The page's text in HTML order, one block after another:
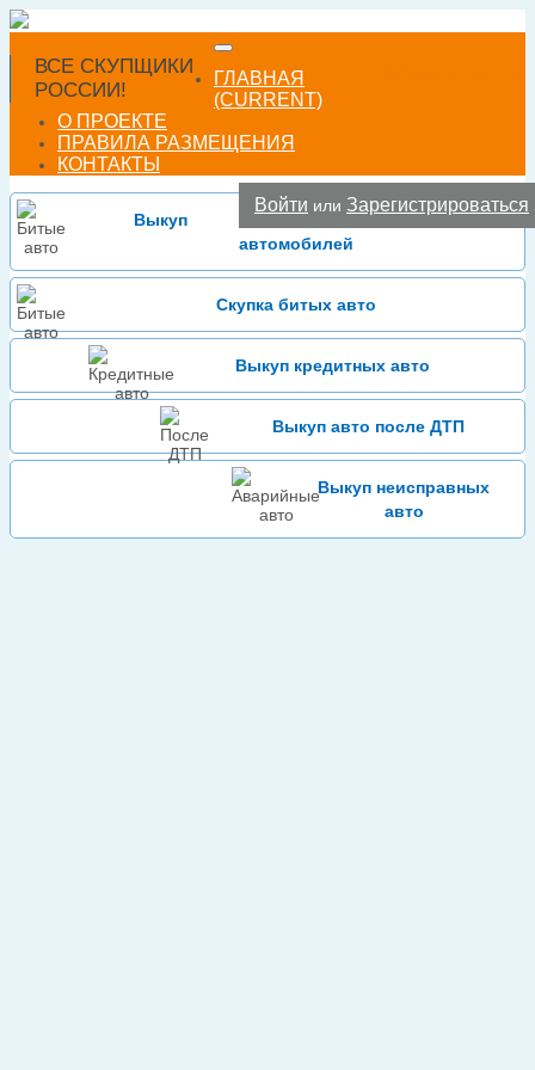
ВСЕ СКУПЩИКИ
РОССИИ!
ГЛАВНАЯ
(CURRENT)
О ПРОЕКТЕ
ПРАВИЛА РАЗМЕЩЕНИЯ
КОНТАКТЫ
Войти или Зарегистрироваться
Выкуп
автомобилей
Скупка битых авто
Выкуп кредитных авто
Выкуп авто после ДТП
Выкуп неисправных
авто